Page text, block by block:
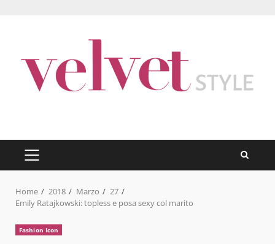
PRIMARY
MENU
Home 2018 Marzo
27
Emily Ratajkowski: topless e posa sexy col marito
Fashion Icon